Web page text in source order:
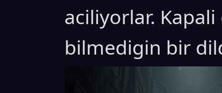
aciliyorlar.
bilmedigin bir